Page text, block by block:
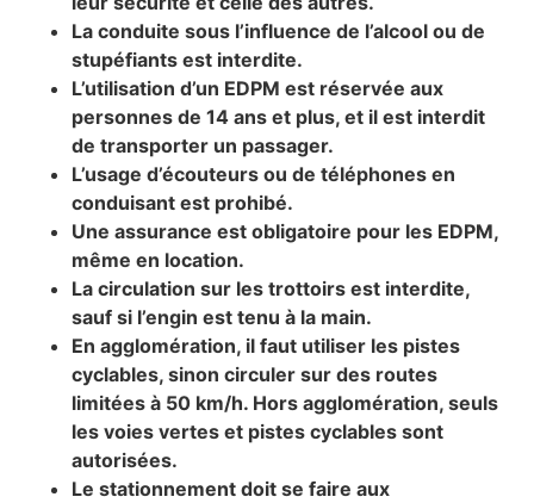
La conduite sous l’influence de l’alcool ou de
stupéfiants est interdite.
L’utilisation d’un EDPM est réservée aux
personnes de 14 ans et plus, et il est interdit
de transporter un passager.
L’usage d’écouteurs ou de téléphones en
conduisant est prohibé.
Une assurance est obligatoire pour les EDPM,
même en location.
La circulation sur les trottoirs est interdite,
sauf si l’engin est tenu à la main.
En agglomération, il faut utiliser les pistes
cyclables, sinon circuler sur des routes
limitées à 50 km/h. Hors agglomération, seuls
les voies vertes et pistes cyclables sont
autorisées.
Le stationnement doit se faire aux